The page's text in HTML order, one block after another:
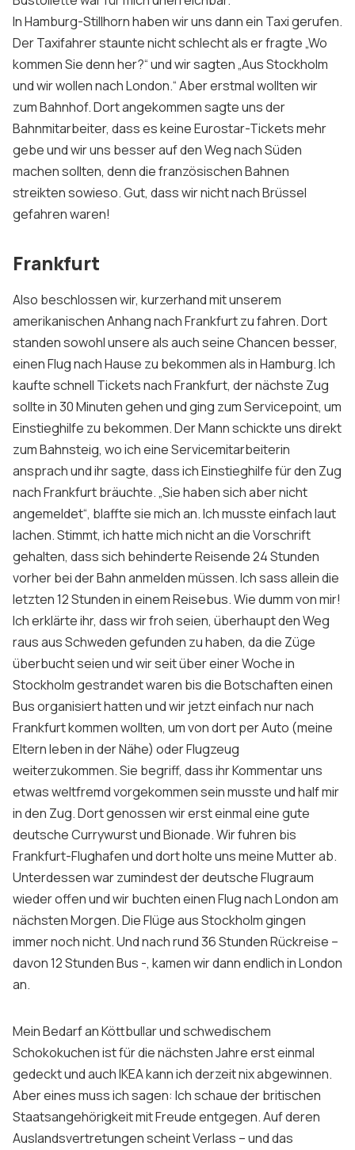
In Hamburg-Stillhorn haben wir uns dann ein Taxi gerufen.
Der Taxifahrer staunte nicht schlecht als er fragte „Wo
kommen Sie denn her?“ und wir sagten „Aus Stockholm
und wir wollen nach London.“ Aber erstmal wollten wir
zum Bahnhof. Dort angekommen sagte uns der
Bahnmitarbeiter, dass es keine Eurostar-Tickets mehr
gebe und wir uns besser auf den Weg nach Süden
machen sollten, denn die französischen Bahnen
streikten sowieso. Gut, dass wir nicht nach Brüssel
gefahren waren!
Frankfurt
Also beschlossen wir, kurzerhand mit unserem
amerikanischen Anhang nach Frankfurt zu fahren. Dort
standen sowohl unsere als auch seine Chancen besser,
einen Flug nach Hause zu bekommen als in Hamburg. Ich
kaufte schnell Tickets nach Frankfurt, der nächste Zug
sollte in 30 Minuten gehen und ging zum Servicepoint, um
Einstieghilfe zu bekommen. Der Mann schickte uns direkt
zum Bahnsteig, wo ich eine Servicemitarbeiterin
ansprach und ihr sagte, dass ich Einstieghilfe für den Zug
nach Frankfurt bräuchte. „Sie haben sich aber nicht
angemeldet“, blaffte sie mich an. Ich musste einfach laut
lachen. Stimmt, ich hatte mich nicht an die Vorschrift
gehalten, dass sich behinderte Reisende 24 Stunden
vorher bei der Bahn anmelden müssen. Ich sass allein die
letzten 12 Stunden in einem Reisebus. Wie dumm von mir!
Ich erklärte ihr, dass wir froh seien, überhaupt den Weg
raus aus Schweden gefunden zu haben, da die Züge
überbucht seien und wir seit über einer Woche in
Stockholm gestrandet waren bis die Botschaften einen
Bus organisiert hatten und wir jetzt einfach nur nach
Frankfurt kommen wollten, um von dort per Auto (meine
Eltern leben in der Nähe) oder Flugzeug
weiterzukommen. Sie begriff, dass ihr Kommentar uns
etwas weltfremd vorgekommen sein musste und half mir
in den Zug. Dort genossen wir erst einmal eine gute
deutsche Currywurst und Bionade. Wir fuhren bis
Frankfurt-Flughafen und dort holte uns meine Mutter ab.
Unterdessen war zumindest der deutsche Flugraum
wieder offen und wir buchten einen Flug nach London am
nächsten Morgen. Die Flüge aus Stockholm gingen
immer noch nicht. Und nach rund 36 Stunden Rückreise –
davon 12 Stunden Bus -, kamen wir dann endlich in London
an.
Mein Bedarf an Köttbullar und schwedischem
Schokokuchen ist für die nächsten Jahre erst einmal
gedeckt und auch IKEA kann ich derzeit nix abgewinnen.
Aber eines muss ich sagen: Ich schaue der britischen
Staatsangehörigkeit mit Freude entgegen. Auf deren
Auslandsvertretungen scheint Verlass – und das